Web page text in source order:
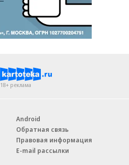
18+ реклама
Android
Обратная связь
Правовая информация
E-mail рассылки